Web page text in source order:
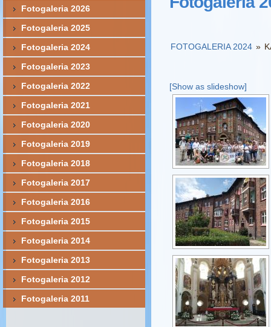
FOTOGALERIA 2024 »
[Show as slideshow]
Fotogaleria 2026
Fotogaleria 2025
Fotogaleria 2024
Fotogaleria 2023
Fotogaleria 2022
Fotogaleria 2021
Fotogaleria 2020
Fotogaleria 2019
Fotogaleria 2018
Fotogaleria 2017
Fotogaleria 2016
Fotogaleria 2015
Fotogaleria 2014
Fotogaleria 2013
Fotogaleria 2012
Fotogaleria 2011